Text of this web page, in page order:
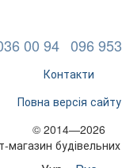
00 94 096
Контакти
Повна версія сайту
© 2014—2026
магазин будівельних